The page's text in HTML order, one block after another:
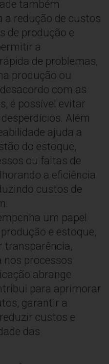
também
a redução de custos
de produção e
a
de problemas,
produção ou
com as
é possível evitar
Além
ajuda a
do estoque,
ou faltas de
a eficiência
custos de
um papel
e estoque,
transparência,
nos processos
abrange
para aprimorar
garantir a
custos e
das